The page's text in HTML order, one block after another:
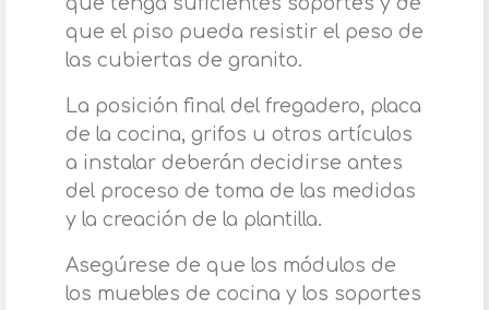
que el piso pueda resistir el peso de
las cubiertas de granito.
La posición final del fregadero, placa
de la cocina, grifos u otros artículos
a instalar deberán decidirse antes
del proceso de toma de las medidas
y la creación de la plantilla.
Asegúrese de que los módulos de
los muebles de cocina y los soportes